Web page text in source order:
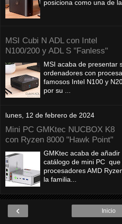
posiciona como una de
MSI Cubi N ADL con Intel
N100/200 y ADL S "Fanless"
MSI acaba de presentar
ordenadores con
famosos Intel N100 y
por su ...
lunes, 12 de febrero de 2024
Mini PC GMKtec NUCBOX K8
con Ryzen 8000 "Hawk Point"
GMKtec acaba de
catálogo de mini PC
procesadores AMD
la familia...
‹ Inicio